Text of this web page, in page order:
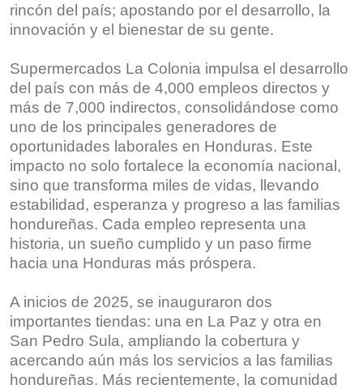
rincón del país; apostando por el desarrollo, la
innovación y el bienestar de su gente.
Supermercados La Colonia impulsa el desarrollo
del país con más de 4,000 empleos directos y
más de 7,000 indirectos, consolidándose como
uno de los principales generadores de
oportunidades laborales en Honduras. Este
impacto no solo fortalece la economía nacional,
sino que transforma miles de vidas, llevando
estabilidad, esperanza y progreso a las familias
hondureñas. Cada empleo representa una
historia, un sueño cumplido y un paso firme
hacia una Honduras más próspera.
A inicios de 2025, se inauguraron dos
importantes tiendas: una en La Paz y otra en
San Pedro Sula, ampliando la cobertura y
acercando aún más los servicios a las familias
hondureñas. Más recientemente, la comunidad